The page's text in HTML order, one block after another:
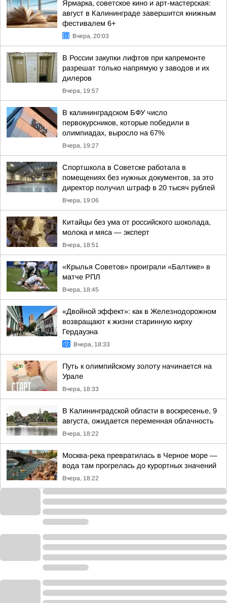
Ярмарка, советское кино и арт-мастерская:
август в Калининграде завершится книжным
фестивалем 6+
Вчера, 20:03
В России закупки лифтов при капремонте
разрешат только напрямую у заводов и их
дилеров
Вчера, 19:57
В калининградском БФУ число
первокурсников, которые победили в
олимпиадах, выросло на 67%
Вчера, 19:27
Спортшкола в Советске работала в
помещениях без нужных документов, за это
директор получил штраф в 20 тысяч рублей
Вчера, 19:06
Китайцы без ума от российского шоколада,
молока и мяса — эксперт
Вчера, 18:51
«Крылья Советов» проиграли «Балтике» в
матче РПЛ
Вчера, 18:45
«Двойной эффект»: как в Железнодорожном
возвращают к жизни старинную кирху
Гердауэна
Вчера, 18:33
Путь к олимпийскому золоту начинается на
Урале
Вчера, 18:33
В Калининградской области в воскресенье, 9
августа, ожидается переменная облачность
Вчера, 18:22
Москва-река превратилась в Черное море —
вода там прогрелась до курортных значений
Вчера, 18:22